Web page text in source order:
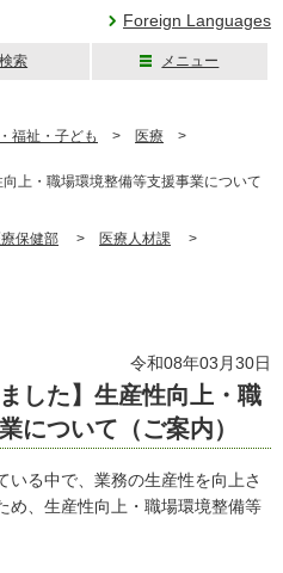
Foreign Languages
検索 メニュー
福祉・子ども > 医療 >
上・職場環境整備等支援事業について
療保健部 > 医療人材課 >
令和08年03月30日
した】生産性向上・職
について（ご案内）
る中で、業務の生産性を向上さ
め、生産性向上・職場環境整備等